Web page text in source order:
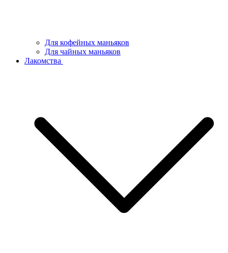
Для кофейных маньяков
Для чайных маньяков
Лакомства